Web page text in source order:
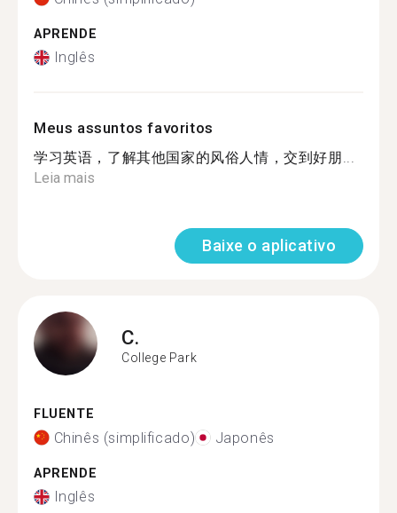
APRENDE
Inglês
Meus assuntos favoritos
学习英语，了解其他国家的风俗人情，交到好朋...
Leia mais
Baixe o aplicativo
C.
College Park
FLUENTE
Chinês (simplificado) Japonês
APRENDE
Inglês